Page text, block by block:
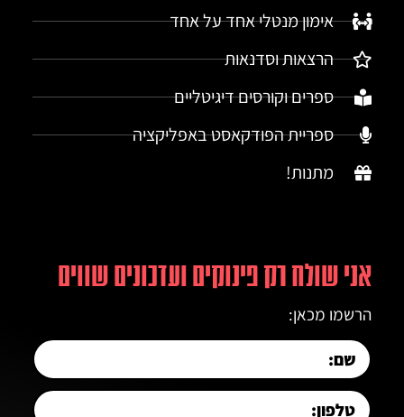
אימון מנטלי אחד על אחד
הרצאות וסדנאות
ספרים וקורסים דיגיטליים
ספריית הפודקאסט באפליקציה
מתנות!
אני שולח רק פינוקים ועדכונים שווים
הרשמו מכאן: